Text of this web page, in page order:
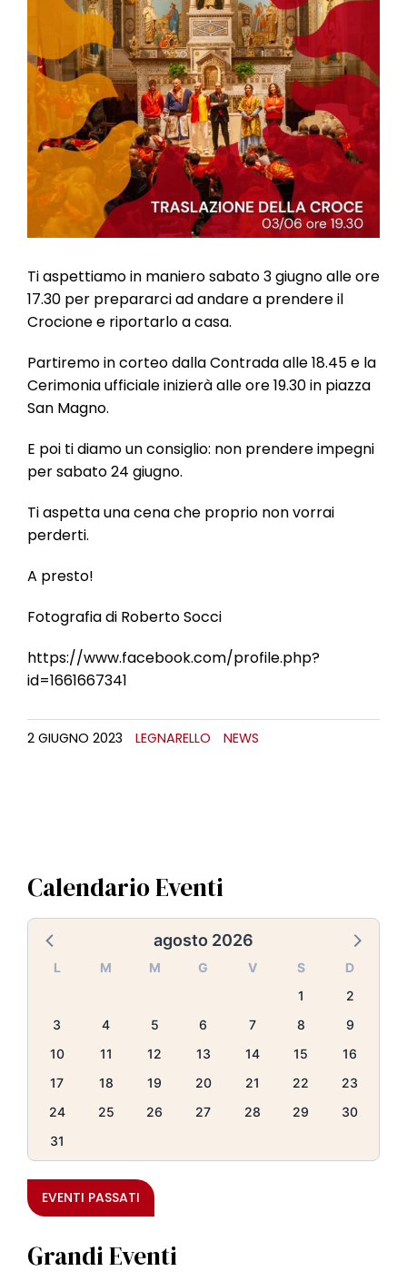
Ti aspettiamo in maniero sabato 3 giugno alle ore
17.30 per prepararci ad andare a prendere il
Crocione e riportarlo a casa.
Partiremo in corteo dalla Contrada alle 18.45 e la
Cerimonia ufficiale inizierà alle ore 19.30 in piazza
San Magno.
E poi ti diamo un consiglio: non prendere impegni
per sabato 24 giugno.
Ti aspetta una cena che proprio non vorrai
perderti.
A presto!
Fotografia di Roberto Socci
https://www.facebook.com/profile.php?
id=1661667341
2 GIUGNO 2023 LEGNARELLO NEWS
Calendario Eventi
agosto 2026
L M M G V S
D
1
2
3
4 5 6 7 8
9
10
11 12 13 14 15
16
17
18 19 20 21 22
23
24
25 26 27 28 29
30
31
EVENTI PASSATI
Grandi Eventi